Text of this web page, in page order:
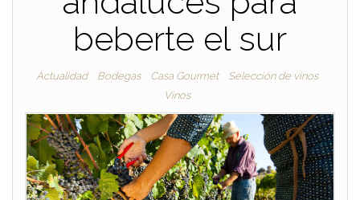
beberte el sur
Actualidad Bodegas Casa Gourmet
Selección de vinos
Vinos